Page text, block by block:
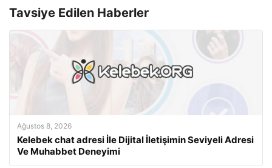
Tavsiye Edilen Haberler
Ağustos 8, 2026
Kelebek chat adresi İle Dijital İletişimin Seviyeli Adresi
Ve Muhabbet Deneyimi